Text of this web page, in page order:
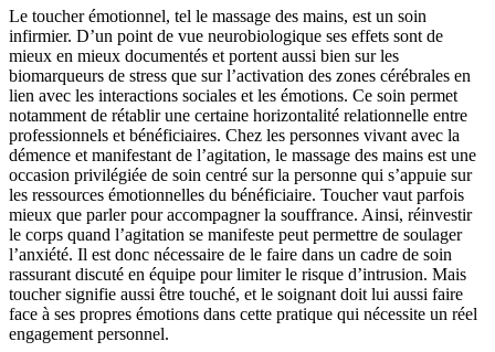
Le toucher émotionnel, tel le massage des mains, est un soin
infirmier. D’un point de vue neurobiologique ses effets sont de
mieux en mieux documentés et portent aussi bien sur les
biomarqueurs de stress que sur l’activation des zones cérébrales en
lien avec les interactions sociales et les émotions. Ce soin permet
notamment de rétablir une certaine horizontalité relationnelle entre
professionnels et bénéficiaires. Chez les personnes vivant avec la
démence et manifestant de l’agitation, le massage des mains est une
occasion privilégiée de soin centré sur la personne qui s’appuie sur
les ressources émotionnelles du bénéficiaire. Toucher vaut parfois
mieux que parler pour accompagner la souffrance. Ainsi, réinvestir
le corps quand l’agitation se manifeste peut permettre de soulager
l’anxiété. Il est donc nécessaire de le faire dans un cadre de soin
rassurant discuté en équipe pour limiter le risque d’intrusion. Mais
toucher signifie aussi être touché, et le soignant doit lui aussi faire
face à ses propres émotions dans cette pratique qui nécessite un réel
engagement personnel.